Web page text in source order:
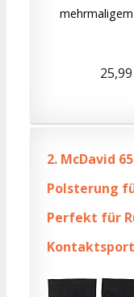
2. McDavid
Polsterung
Perfekt für